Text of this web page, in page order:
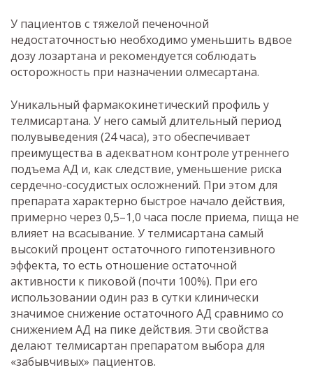
У пациентов с тяжелой печеночной
недостаточностью необходимо уменьшить вдвое
дозу лозартана и рекомендуется соблюдать
осторожность при назначении олмесартана.
Уникальный фармакокинетический профиль у
телмисартана. У него самый длительный период
полувыведения (24 часа), это обеспечивает
преимущества в адекватном контроле утреннего
подъема АД и, как следствие, уменьшение риска
сердечно-сосудистых осложнений. При этом для
препарата характерно быстрое начало действия,
примерно через 0,5–1,0 часа после приема, пища не
влияет на всасывание. У телмисартана самый
высокий процент остаточного гипотензивного
эффекта, то есть отношение остаточной
активности к пиковой (почти 100%). При его
использовании один раз в сутки клинически
значимое снижение остаточного АД сравнимо со
снижением АД на пике действия. Эти свойства
делают телмисартан препаратом выбора для
«забывчивых» пациентов.